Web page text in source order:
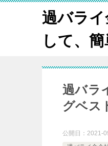
過バラ
して、
過バラ
グベス
公開日： 2021-